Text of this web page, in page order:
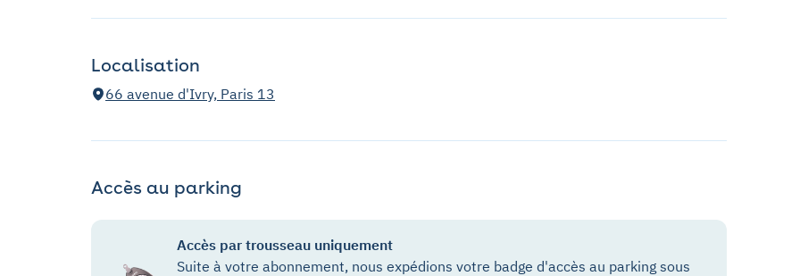
Localisation
66 avenue d'Ivry, Paris 13
Accès au parking
Accès par trousseau uniquement
Suite à votre abonnement, nous expédions votre badge d'accès au parking sous